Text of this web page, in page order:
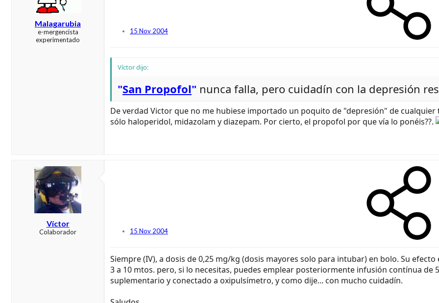
Malagarubia
e-mergencista
experimentado
15 Nov 2004
Víctor dijo:
"San Propofol" nunca falla, pero cuidadín con la depresión
De verdad Victor que no me hubiese importado un poquito de "depresión" de
sólo haloperidol, midazolam y diazepam. Por cierto, el propofol por que vía lo ponéis??.
Víctor
Colaborador 15 Nov 2004
Siempre (IV), a dosis de 0,25 mg/kg (dosis mayores solo para intubar) en bolo. Su
3 a 10 mtos. pero, si lo necesitas, puedes emplear posteriormente infusión contínua de
suplementario y conectado a oxipulsímetro, y como dije... con mucho cuidadín.